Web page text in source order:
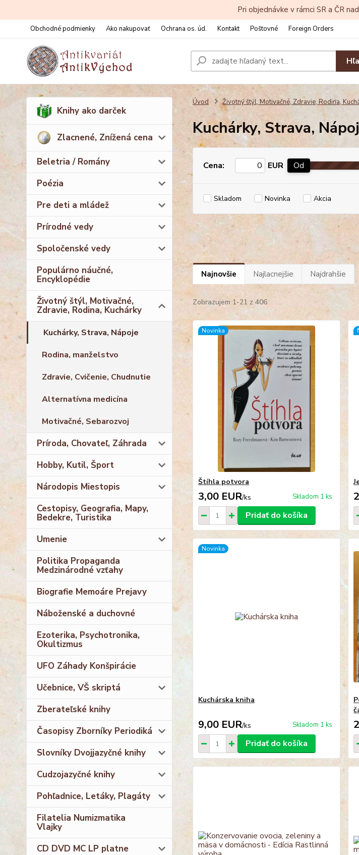
Pri objednávke v rámci SR a ČR
Obchodné podmienky Ako nakupovať Ochrana os. úd. Kontakt Poštovné Foreign Orders
Knihy ako darček
Zlacnené, Znížená cena
Beletria / Romány
Poézia
Pre deti a mládež
Prírodné vedy
Spoločenské vedy
Populárno náučné,
Encyklopédie
Životný štýl, Motivačné,
Zdravie, Rodina, Kuchárky
Kuchárky, Strava, Nápoje
Rodina, manželstvo
Zdravie, Cvičenie, Chudnutie
Alternatívna medicína
Motivačné, Sebarozvoj
Príroda, Chovateľ, Záhrada
Hobby, Kutil, Šport
Národopis Miestopis
Cestopisy, Geografia, Mapy,
Bedekre, Turistika
Umenie
Politika Propaganda
Medzinárodné vzťahy
Biografie Memoáre Prejavy
Náboženské a duchovné
Ezoterika, Psychotronika,
Okultizmus
UFO Záhady Konšpirácie
Učebnice, VŠ skriptá
Zberateľské knihy
Časopisy Zborníky Periodiká
Slovníky Dvojjazyčné knihy
Cudzojazyčné knihy
Pohľadnice, Letáky, Plagáty
Filatelia Numizmatika
Vlajky
CD DVD MC LP platne
Úvod Životný štýl, Motivačné, Zdravie, Rodina,
Kuchárky, Strava,
Cena: EUR Od
Skladom Novinka Akcia
Najnovšie Najlacnejšie Najdrahšie
Zobrazujem 1-21 z 406
Novinka
Štíhla potvora
3,00 EUR/ks Skladom 1 ks
Pridať do košíka
Novinka
Kuchárska kniha
9,00 EUR/ks Skladom 1 ks
Pridať do košíka